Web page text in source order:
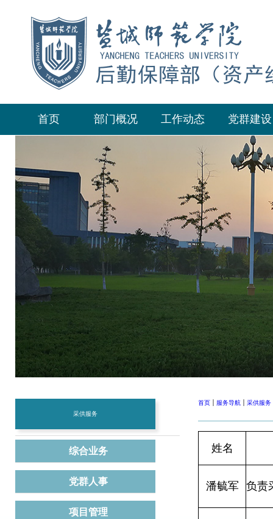
首页 部门概况 工作动态 党群建设
采供服务
综合业务
党群人事
项目管理
首页 服务导航 采供服务
姓名
潘毓军 负责